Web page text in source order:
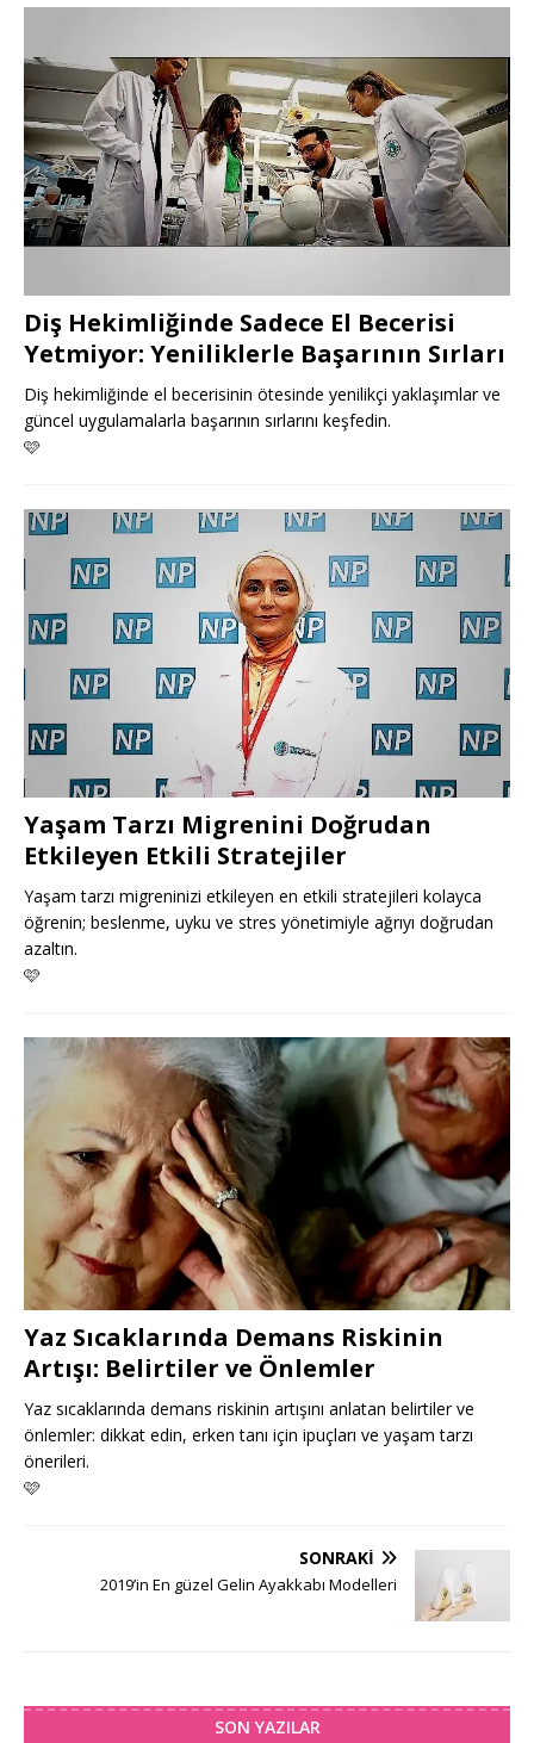
Diş Hekimliğinde Sadece El Becerisi
Yetmiyor: Yeniliklerle Başarının Sırları
Diş hekimliğinde el becerisinin ötesinde yenilikçi yaklaşımlar ve
güncel uygulamalarla başarının sırlarını keşfedin.
🩷
Yaşam Tarzı Migrenini Doğrudan
Etkileyen Etkili Stratejiler
Yaşam tarzı migreninizi etkileyen en etkili stratejileri kolayca
öğrenin; beslenme, uyku ve stres yönetimiyle ağrıyı doğrudan
azaltın.
🩷
Yaz Sıcaklarında Demans Riskinin
Artışı: Belirtiler ve Önlemler
Yaz sıcaklarında demans riskinin artışını anlatan belirtiler ve
önlemler: dikkat edin, erken tanı için ipuçları ve yaşam tarzı
önerileri.
🩷
SONRAKI
2019’in En güzel Gelin Ayakkabı Modelleri
SON YAZILAR